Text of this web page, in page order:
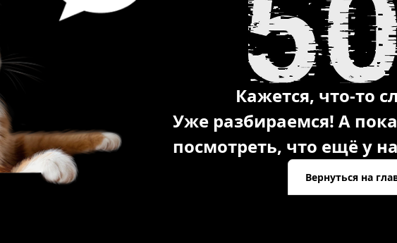
Кажется, что-то
Уже разбираемся! А
посмотреть, что ещё у
Вернуться на